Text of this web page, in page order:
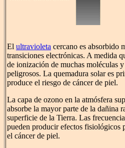
El ultravioleta cercano es absorbido
transiciones electrónicas. A medida
de ionización de muchas moléculas
peligrosos. La quemadura solar es
produce el riesgo de cáncer de piel.
La capa de ozono en la atmósfera
absorbe la mayor parte de la dañina
superficie de la Tierra. Las
pueden producir efectos fisiológicos
el cáncer de piel.